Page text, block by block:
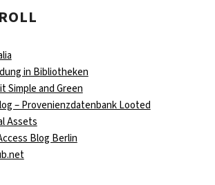
in Bibliotheken
Simple and Green
– Provenienzdatenbank Looted
Assets
Blog Berlin